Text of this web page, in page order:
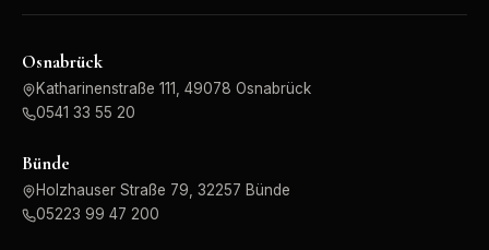
Osnabrück
Katharinenstraße 111, 49078 Osnabrück
0541 33 55 20
Bünde
Holzhauser Straße 79, 32257 Bünde
05223 99 47 200